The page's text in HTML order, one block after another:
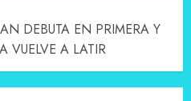
DEBUTA EN PRIMERA Y
VUELVE A LATIR